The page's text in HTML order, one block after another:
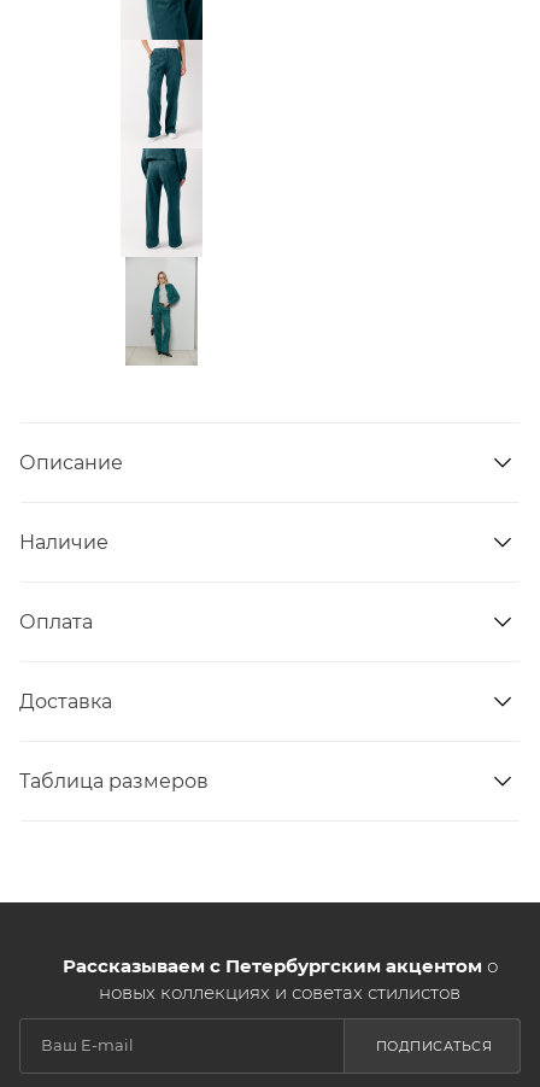
Описание
Наличие
Оплата
Доставка
Таблица размеров
Рассказываем с Петербургским акцентом о
новых коллекциях и советах стилистов
ПОДПИСАТЬСЯ